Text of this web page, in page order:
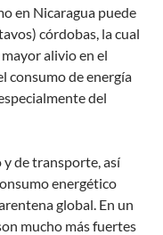
en Nicaragua puede
córdobas, la cual
alivio en el
consumo de energía
del
y de transporte, así
energético
global. En un
mucho más fuertes